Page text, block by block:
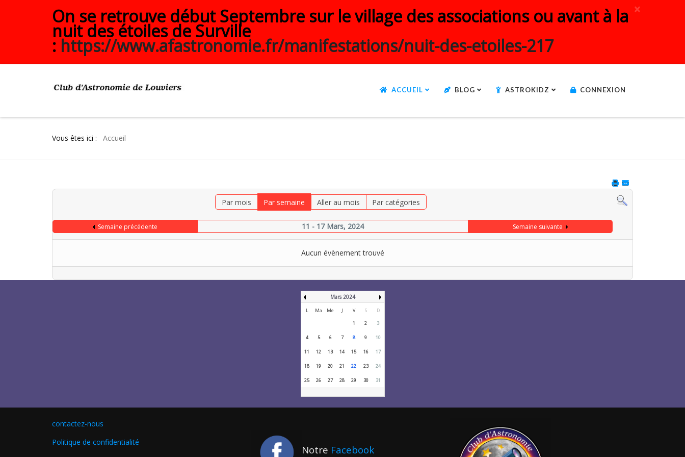
×
On se retrouve début Septembre sur le village des associations ou avant à la
nuit des étoiles de Surville
: https://www.afastronomie.fr/manifestations/nuit-des-etoiles-217
ACCUEIL BLOG ASTROKIDZ CONNEXION
Vous êtes ici : Accueil
Par mois Par semaine Aller au mois Par catégories
Semaine précédente 11 - 17 Mars, 2024 Semaine suivante
Aucun évènement trouvé
Mars 2024
L Ma Me J V S
D
1
2 3
4 5 6 7 8 9 10
11 12 13 14 15 16 17
18 19 20 21 22 23 24
25 26 27 28 29 30 31
contactez-nous
Politique de confidentialité
Notre Facebook